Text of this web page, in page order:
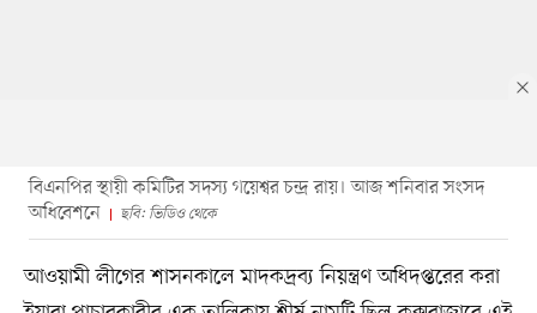
বিএনপির স্থায়ী কমিটির সদস্য গয়েশ্বর চন্দ্র রায়। আজ শনিবার সংসদ
অধিবেশনে
ছবি: ভিডিও থেকে
আওয়ামী লীগের শাসনকালে মাদকদ্রব্য নিয়ন্ত্রণ অধিদপ্তরের করা